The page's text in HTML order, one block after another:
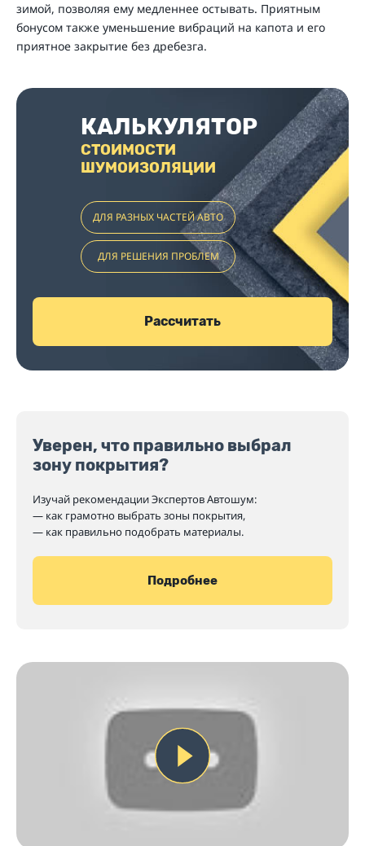
зимой, позволяя ему медленнее остывать. Приятным
бонусом также уменьшение вибраций на капота и его
приятное закрытие без дребезга.
КАЛЬКУЛЯТОР
СТОИМОСТИ
ШУМОИЗОЛЯЦИИ
ДЛЯ РАЗНЫХ ЧАСТЕЙ АВТО
ДЛЯ РЕШЕНИЯ ПРОБЛЕМ
Рассчитать
Уверен, что правильно выбрал
зону покрытия?
Изучай рекомендации Экспертов Автошум:
— как грамотно выбрать зоны покрытия,
— как правильно подобрать материалы.
Подробнее